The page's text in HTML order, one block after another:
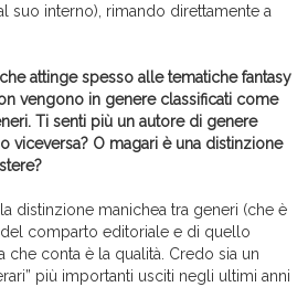
suo interno), rimando direttamente a
attinge spesso alle tematiche fantasy
vengono in genere classificati come
Ti senti più un autore di genere
viceversa? O magari è una distinzione
distinzione manichea tra generi (che è
del comparto editoriale e di quello
che conta è la qualità. Credo sia un
più importanti usciti negli ultimi anni